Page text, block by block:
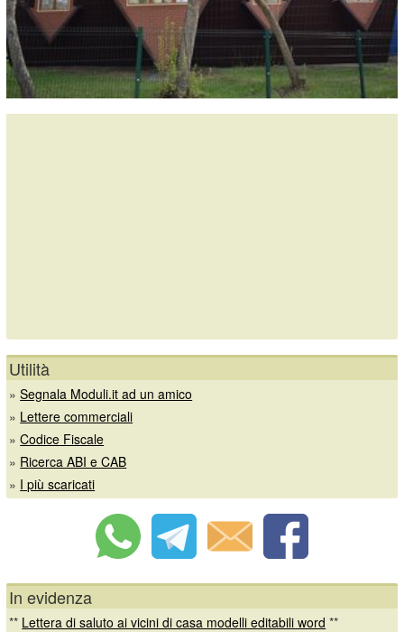
Utilità
»Segnala Moduli.it ad un amico
» Lettere commerciali
»Codice Fiscale
» Ricerca ABI e CAB
» I più scaricati
In evidenza
** Lettera di saluto ai vicini di casa modelli editabili word **